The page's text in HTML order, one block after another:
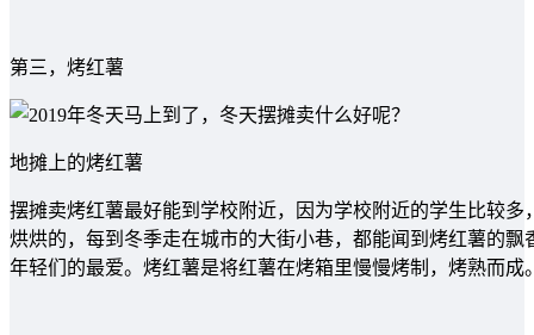
第三，烤红薯
地摊上的烤红薯
摆摊卖烤红薯最好能到学校附近，因为学校附近的学生比较
烘烘的，每到冬季走在城市的大街小巷，都能闻到烤红薯的
年轻们的最爱。烤红薯是将红薯在烤箱里慢慢烤制，烤熟而